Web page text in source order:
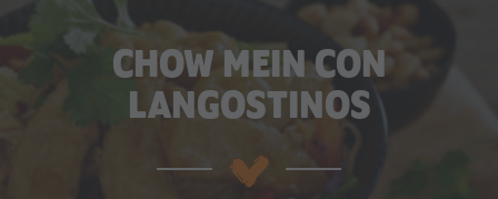
CHOW MEIN CON
LANGOSTINOS